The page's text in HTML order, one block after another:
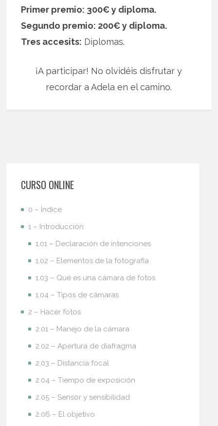
Primer premio: 300€ y diploma.
Segundo premio: 200€ y diploma.
Tres accesits: Diplomas.
¡A participar! No olvidéis disfrutar y
recordar a Adela en el camino.
CURSO ONLINE
0 – Índice
1 – Introducción
1.01 – Declaración de intenciones
1.02 – Elementos de la fotografía
1.03 – Qué es una cámara de fotos
1.04 – Tipos de cámaras
2 – Hacer fotos
2.01 – Manejo de la cámara
2.02 – Apertura de diafragma
2.03 – Distancia focal
2.04 – Tiempo de exposición
2.05 – Sensor y sensibilidad
2.06 – El objetivo